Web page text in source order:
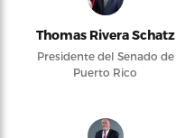
Thomas Rivera Schatz
Presidente del Senado de
Puerto Rico